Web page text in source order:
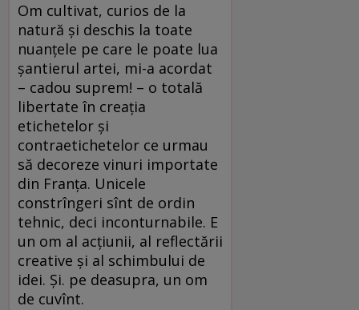
Om cultivat, curios de la
natură și deschis la toate
nuanțele pe care le poate lua
șantierul artei, mi-a acordat
– cadou suprem! – o totală
libertate în creația
etichetelor și
contraetichetelor ce urmau
să decoreze vinuri importate
din Franța. Unicele
constrîngeri sînt de ordin
tehnic, deci inconturnabile. E
un om al acțiunii, al reflectării
creative și al schimbului de
idei. Şi. pe deasupra, un om
de cuvînt.